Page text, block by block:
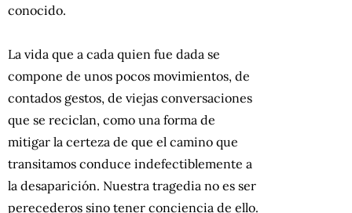
conocido.
La vida que a cada quien fue dada se
compone de unos pocos movimientos, de
contados gestos, de viejas conversaciones
que se reciclan, como una forma de
mitigar la certeza de que el camino que
transitamos conduce indefectiblemente a
la desaparición. Nuestra tragedia no es ser
perecederos sino tener conciencia de ello.